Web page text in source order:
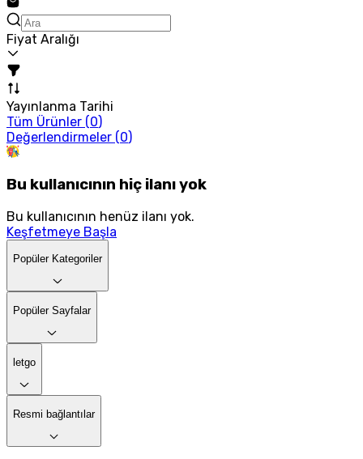
Fiyat Aralığı
Yayınlanma Tarihi
Tüm Ürünler (0)
Değerlendirmeler (0)
Bu kullanıcının hiç ilanı yok
Bu kullanıcının henüz ilanı yok.
Keşfetmeye Başla
Popüler Kategoriler
Popüler Sayfalar
letgo
Resmi bağlantılar